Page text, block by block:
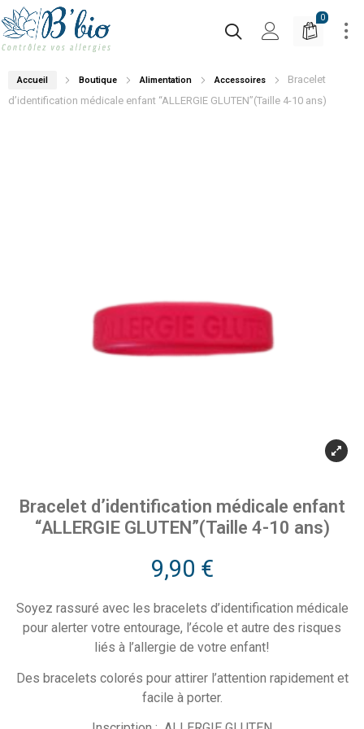
0
Accueil Boutique Alimentation Accessoires
Bracelet
d’identification médicale enfant “ALLERGIE GLUTEN”(Taille 4-10 ans)
Bracelet d’identification médicale enfant
“ALLERGIE GLUTEN”(Taille 4-10 ans)
9,90 €
Soyez rassuré avec les bracelets d’identification médicale
pour alerter votre entourage, l’école et autre des risques
liés à l’allergie de votre enfant!
Des bracelets colorés pour attirer l’attention rapidement et
facile à porter.